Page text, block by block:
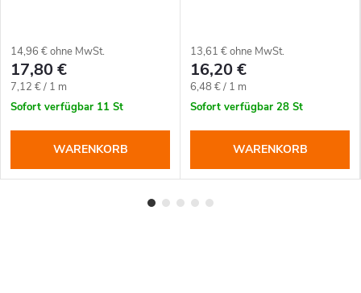
14,96 € ohne MwSt.
17,80 €
Verkaufspreis:
7,12 € / 1 m
Sofort verfügbar 11 St
WARENKORB
13,61 € ohne MwSt.
16,20 €
Verkaufspreis:
6,48 € / 1 m
Sofort verfügbar 28 St
WARENKORB